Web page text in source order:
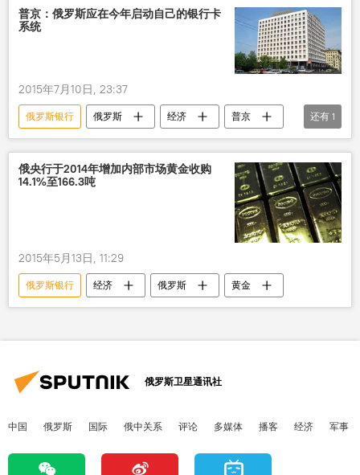
普京：俄罗斯应在今年启动自己的银行卡
系统
2015年7月10日, 23:37
俄罗斯银行 俄罗斯 经济
普京
银行卡
还有 1
俄央行于2014年增加内部市场黄金收购
14.1%至166.3吨
2015年5月13日, 11:29
俄罗斯银行 经济 俄罗斯 黄金
俄罗斯卫星通讯社
中国 俄罗斯 国际 俄中关系 评论 多媒体 播客 经济 军事